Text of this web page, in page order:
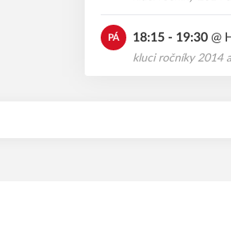
PÁ 18:15 - 19:30@
kluci ročníky 2014